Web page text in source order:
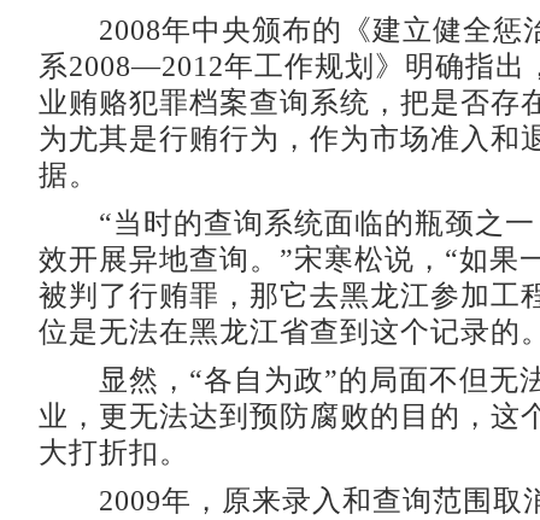
2008年中央颁布的《建立健全惩
系2008—2012年工作规划》明确指出
业贿赂犯罪档案查询系统，把是否存
为尤其是行贿行为，作为市场准入和
据。
“当时的查询系统面临的瓶颈之一
效开展异地查询。”宋寒松说，“如果
被判了行贿罪，那它去黑龙江参加工
位是无法在黑龙江省查到这个记录的
显然，“各自为政”的局面不但无
业，更无法达到预防腐败的目的，这
大打折扣。
2009年，原来录入和查询范围取